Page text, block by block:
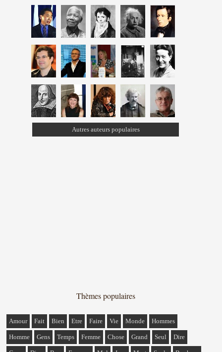
Autres auteurs populaires
Thèmes populaires
Amour Fait Bien Etre Faire Vie Monde Hommes
Homme Gens Temps Femme Chose Grand Seul Dire